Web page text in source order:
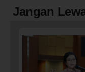
Jangan